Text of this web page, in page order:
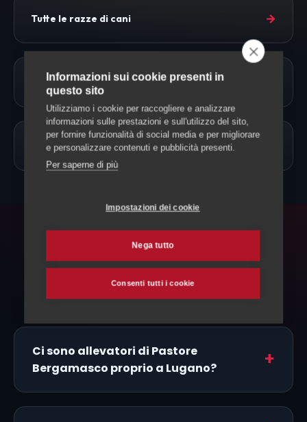
Tutte le razze di cani →
Approfondimenti
Allevamento Cani
FAQ
Domande frequenti
Ci sono allevatori di Pastore
Bergamasco proprio a Lugano?
Informazioni sui cookie presenti in
questo sito
Utilizziamo i cookie per raccogliere e analizzare
informazioni sulle prestazioni e sull'utilizzo del sito,
per fornire funzionalità di social media e per migliorare
e personalizzare contenuti e pubblicità presenti.
Per saperne di più
Impostazioni dei cookie
Nega tutto
Consenti tutti i cookie